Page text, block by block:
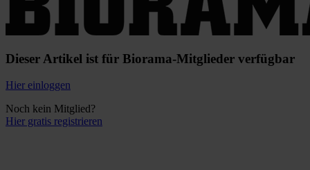
Dieser Artikel ist für Biorama-Mitglieder verfügbar
Hier einloggen
Noch kein Mitglied?
Hier gratis registrieren